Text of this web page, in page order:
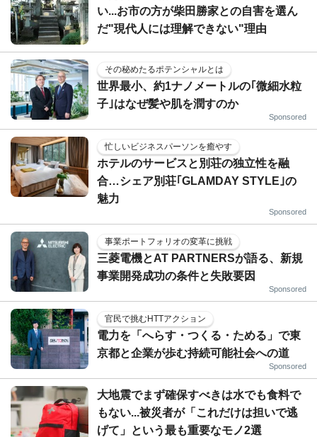
い...お市の方が柴田勝家との自害を選ん
だ"現代人には理解できない"理由
その秘めたるポテンシャルとは
世界最小、約1ナノメートルの｢微細水粒
子｣はなぜ髪や肌を潤すのか
Sponsored
忙しいビジネスパーソンを癒やす
ホテルのサービスと別荘の独立性を融
合…シェア別荘｢GLAMDAY STYLE｣の
魅力
Sponsored
事業ポートフォリオの変革に挑戦
三菱電機とAT PARTNERSが語る、新規
事業開発成功の条件と失敗要因
Sponsored
官民で挑むHTTアクション
電力を「へらす・つくる・ためる」で東
京都と企業が歩む持続可能社会への道
Sponsored
大地震でまず確保すべきは水でも食料で
もない...被災者が「これだけは担いで逃
げて」という最も重要なモノ2選